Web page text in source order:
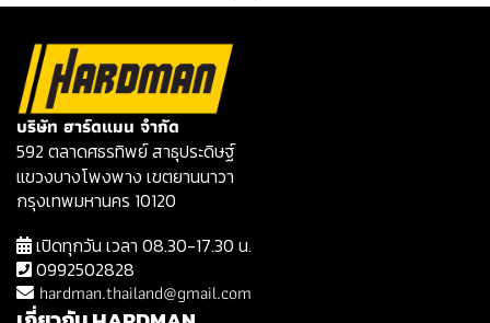
บริษัท ฮาร์ดแมน จำกัด
592 ตลาดศธรทิพย์ สาธุประดิษฐ์
แขวงบางโพงพาง เขตยานนาวา
กรุงเทพมหานคร 10120
เปิดทุกวัน เวลา 08.30-17.30 น.
0992502828
hardman.thailand@gmail.com